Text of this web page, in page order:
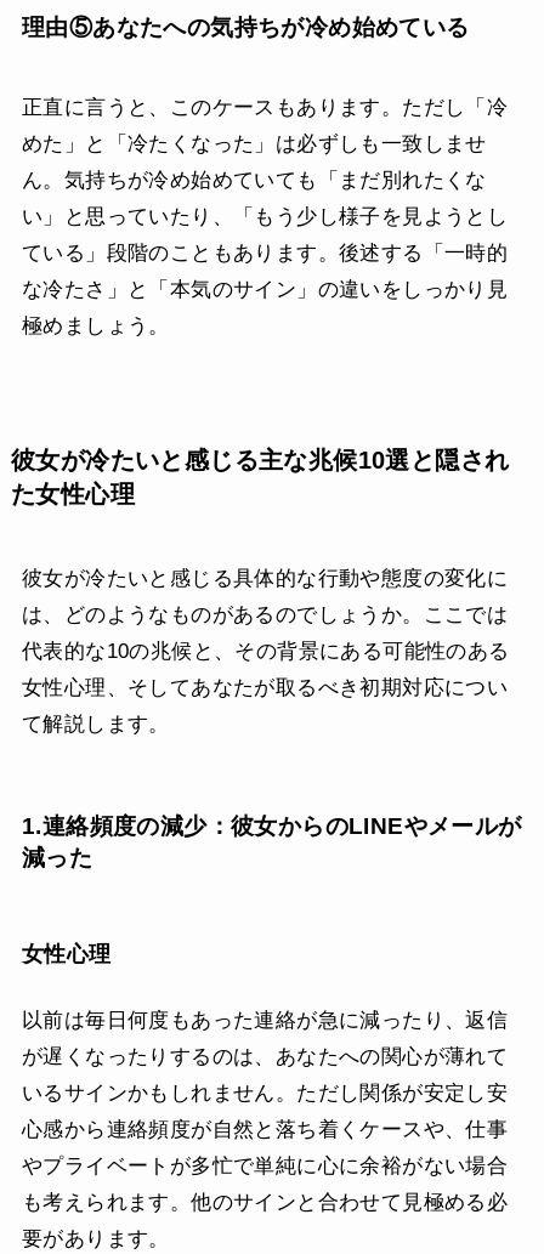
理由⑤あなたへの気持ちが冷め始めている
正直に言うと、このケースもあります。ただし「冷
めた」と「冷たくなった」は必ずしも一致しませ
ん。気持ちが冷め始めていても「まだ別れたくな
い」と思っていたり、「もう少し様子を見ようとし
ている」段階のこともあります。後述する「一時的
な冷たさ」と「本気のサイン」の違いをしっかり見
極めましょう。
彼女が冷たいと感じる主な兆候10選と隠され
た女性心理
彼女が冷たいと感じる具体的な行動や態度の変化に
は、どのようなものがあるのでしょうか。ここでは
代表的な10の兆候と、その背景にある可能性のある
女性心理、そしてあなたが取るべき初期対応につい
て解説します。
1.連絡頻度の減少：彼女からのLINEやメールが
減った
女性心理
以前は毎日何度もあった連絡が急に減ったり、返信
が遅くなったりするのは、あなたへの関心が薄れて
いるサインかもしれません。ただし関係が安定し安
心感から連絡頻度が自然と落ち着くケースや、仕事
やプライベートが多忙で単純に心に余裕がない場合
も考えられます。他のサインと合わせて見極める必
要があります。